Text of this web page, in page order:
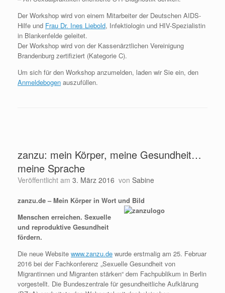
Der Workshop wird von einem Mitarbeiter der Deutschen AIDS-
Hilfe und Frau Dr. Ines Liebold, Infektiologin und HIV-Spezialistin
in Blankenfelde geleitet.
Der Workshop wird von der Kassenärztlichen Vereinigung
Brandenburg zertifiziert (Kategorie C).
Um sich für den Workshop anzumelden, laden wir Sie ein, den
Anmeldebogen auszufüllen.
zanzu: mein Körper, meine Gesundheit…
meine Sprache
Veröffentlicht am 3. März 2016 von Sabine
zanzu.de – Mein Körper in Wort und Bild
Menschen erreichen. Sexuelle
und reproduktive Gesundheit
fördern.
Die neue Website www.zanzu.de wurde erstmalig am 25. Februar
2016 bei der Fachkonferenz „Sexuelle Gesundheit von
Migrantinnen und Migranten stärken“ dem Fachpublikum in Berlin
vorgestellt. Die Bundeszentrale für gesundheitliche Aufklärung